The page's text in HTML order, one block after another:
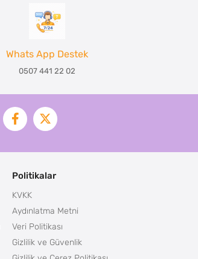
Whats App Destek
0507 441 22 02
Politikalar
KVKK
Aydınlatma Metni
Veri Politikası
Gizlilik ve Güvenlik